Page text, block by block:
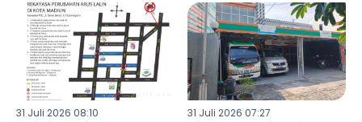
31 Juli 2026 08:10 31 Juli 2026 07:27